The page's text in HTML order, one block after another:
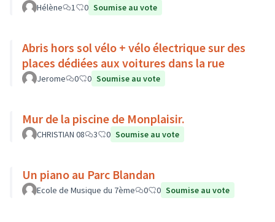
Hélène 1 0 Soumise au vote
Abris hors sol vélo + vélo électrique sur des
places dédiées aux voitures dans la rue
Jerome 0 0 Soumise au vote
Mur de la piscine de Monplaisir.
CHRISTIAN 08 3 0 Soumise au vote
Un piano au Parc Blandan
Ecole de Musique du 7ème 0 0 Soumise au vote